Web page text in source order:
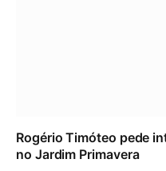
Rogério Timóteo pede
no Jardim Primavera